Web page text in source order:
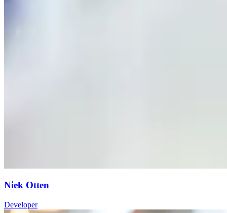
Niek Otten
Developer